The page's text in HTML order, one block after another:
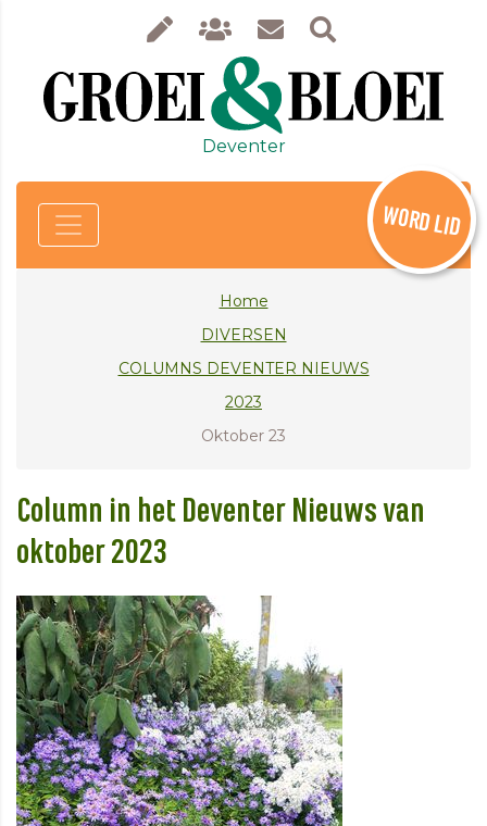
Deventer
WORD LID
Home
DIVERSEN
COLUMNS DEVENTER NIEUWS
2023
Oktober 23
Column in het Deventer Nieuws van
oktober 2023